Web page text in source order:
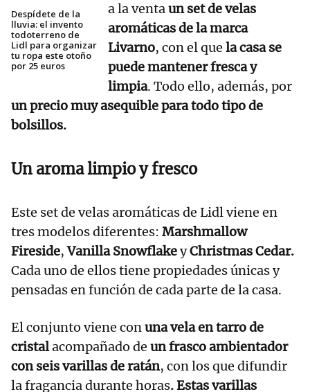
Despídete de la
lluvia: el invento
todoterreno de
Lidl para organizar
tu ropa este otoño
por 25 euros
a la ventaun set de velas
aromáticas de la marca
Livarno, con el que la casa se
puede mantener fresca y
limpia. Todo ello, además, por
un precio muy asequible para todo tipo de
bolsillos.
Un aroma limpio y fresco
Este set de velas aromáticas de Lidl viene en
tres modelos diferentes: Marshmallow
Fireside,Vanilla SnowflakeyChristmas Cedar.
Cada uno de ellos tiene propiedades únicas y
pensadas en función de cada parte de la casa.
El conjunto viene conuna vela en tarro de
cristalacompañado de un frasco ambientador
con seis varillas de ratán, con los que difundir
la fragancia durante horas. Estas varillas